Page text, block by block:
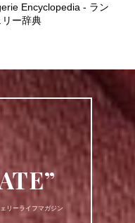
Encyclopedia - ラン
リー辞典
リーライフマガジン